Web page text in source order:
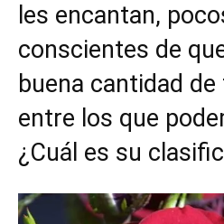
les encantan,
conscientes de
buena cantidad
entre los que
¿Cuál es su